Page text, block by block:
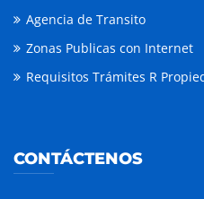
Agencia de Transito
Zonas Publicas con Internet
Requisitos Trámites R
CONTÁCTENOS